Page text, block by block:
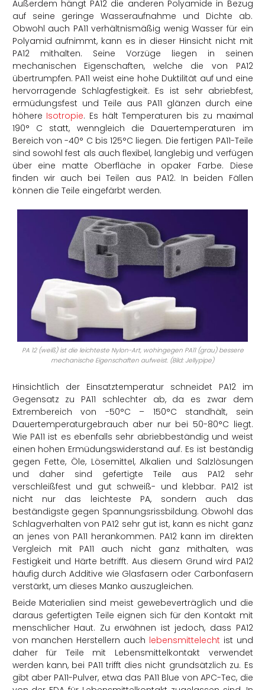
Außerdem hängt PA12 die anderen Polyamide in Bezug
auf seine geringe Wasseraufnahme und Dichte ab.
Obwohl auch PA11 verhältnismäßig wenig Wasser für ein
Polyamid aufnimmt, kann es in dieser Hinsicht nicht mit
PA12 mithalten. Seine Vorzüge liegen in seinen
mechanischen Eigenschaften, welche die von PA12
übertrumpfen. PA11 weist eine hohe Duktilität auf und eine
hervorragende Schlagfestigkeit. Es ist sehr abriebfest,
ermüdungsfest und Teile aus PA11 glänzen durch eine
höhere Isotropie. Es hält Temperaturen bis zu maximal
190° C statt, wenngleich die Dauertemperaturen im
Bereich von -40° C bis 125°C liegen. Die fertigen PA11-Teile
sind sowohl fest als auch flexibel, langlebig und verfügen
über eine matte Oberfläche in opaker Farbe. Diese
finden wir auch bei Teilen aus PA12. In beiden Fällen
können die Teile eingefärbt werden.
PA 12 (weiß) ist die leichteste Nylon-Art, wohingegen PA11 (grau) bessere
mechanische Eigenschaften aufweist. (Bild: Jellypipe)
Hinsichtlich der Einsatztemperatur schneidet PA12 im
Gegensatz zu PA11 schlechter ab, da es zwar dem
Extrembereich von -50°C – 150°C standhält, sein
Dauertemperaturgebrauch aber nur bei 50-80°C liegt.
Wie PA11 ist es ebenfalls sehr abriebbeständig und weist
einen hohen Ermüdungswiderstand auf. Es ist beständig
gegen Fette, Öle, Lösemittel, Alkalien und Salzlösungen
und daher sind gefertigte Teile aus PA12 sehr
verschleißfest und gut schweiß- und klebbar. PA12 ist
nicht nur das leichteste PA, sondern auch das
beständigste gegen Spannungsrissbildung. Obwohl das
Schlagverhalten von PA12 sehr gut ist, kann es nicht ganz
an jenes von PA11 herankommen. PA12 kann im direkten
Vergleich mit PA11 auch nicht ganz mithalten, was
Festigkeit und Härte betrifft. Aus diesem Grund wird PA12
häufig durch Additive wie Glasfasern oder Carbonfasern
verstärkt, um dieses Manko auszugleichen.
Beide Materialien sind meist gewebeverträglich und die
daraus gefertigten Teile eignen sich für den Kontakt mit
menschlicher Haut. Zu erwähnen ist jedoch, dass PA12
von manchen Herstellern auch lebensmittelecht ist und
daher für Teile mit Lebensmittelkontakt verwendet
werden kann, bei PA11 trifft dies nicht grundsätzlich zu. Es
gibt aber PA11-Pulver, etwa das PA11 Blue von APC-Tec, die